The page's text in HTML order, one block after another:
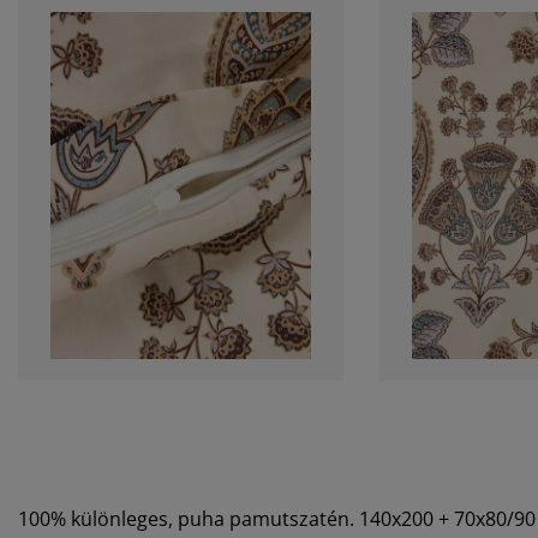
100% különleges, puha pamutszatén. 140x200 + 70x80/